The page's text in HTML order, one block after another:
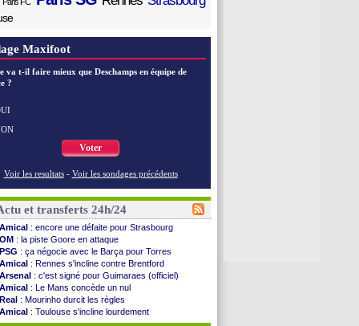
Maxifoot
va t-il faire mieux que Deschamps en équipe de
?
Voter
Voir les resultats - Voir les sondages précédents
et transferts 24h/24
Amical : encore une défaite pour Strasbourg
OM : la piste Goore en attaque
PSG : ça négocie avec le Barça pour Torres
Amical : Rennes s'incline contre Brentford
Arsenal : c'est signé pour Guimaraes (officiel)
Amical : Le Mans concède un nul
Real : Mourinho durcit les règles
Amical : Toulouse s'incline lourdement
OM: Benatia et la "médiocrité" dans le club